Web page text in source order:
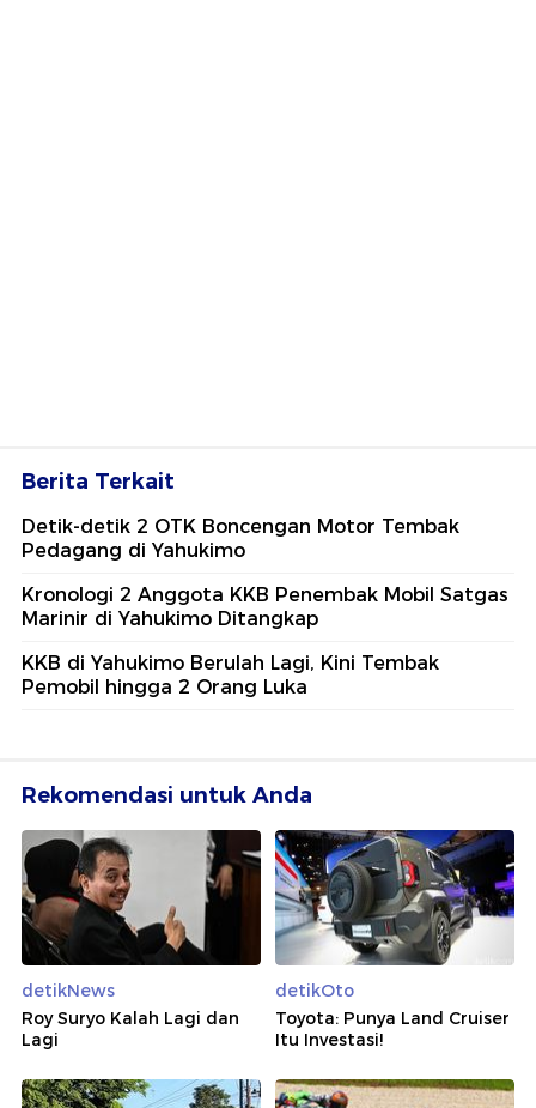
Berita Terkait
Detik-detik 2 OTK Boncengan Motor Tembak
Pedagang di Yahukimo
Kronologi 2 Anggota KKB Penembak Mobil Satgas
Marinir di Yahukimo Ditangkap
KKB di Yahukimo Berulah Lagi, Kini Tembak
Pemobil hingga 2 Orang Luka
Rekomendasi untuk Anda
detikNews
Roy Suryo Kalah Lagi dan
Lagi
detikOto
Toyota: Punya Land Cruiser
Itu Investasi!